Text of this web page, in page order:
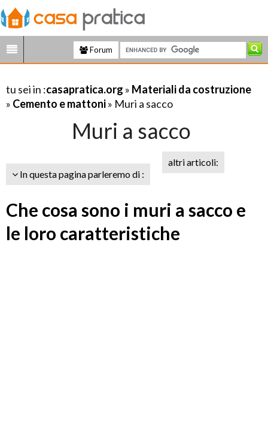
Forum
tu sei in :casapratica.org » Materiali da costruzione
» Cemento e mattoni» Muri a sacco
Muri a sacco
In questa pagina parleremo di :
altri articoli:
Che cosa sono i muri a sacco e
le loro caratteristiche